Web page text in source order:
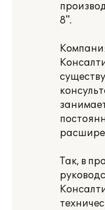
8".
Так, в